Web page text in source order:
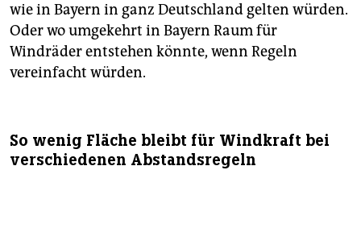
wie in Bayern in ganz Deutschland gelten würden.
Oder wo umgekehrt in Bayern Raum für
Windräder entstehen könnte, wenn Regeln
vereinfacht würden.
So wenig Fläche bleibt für Windkraft bei
verschiedenen Abstandsregeln